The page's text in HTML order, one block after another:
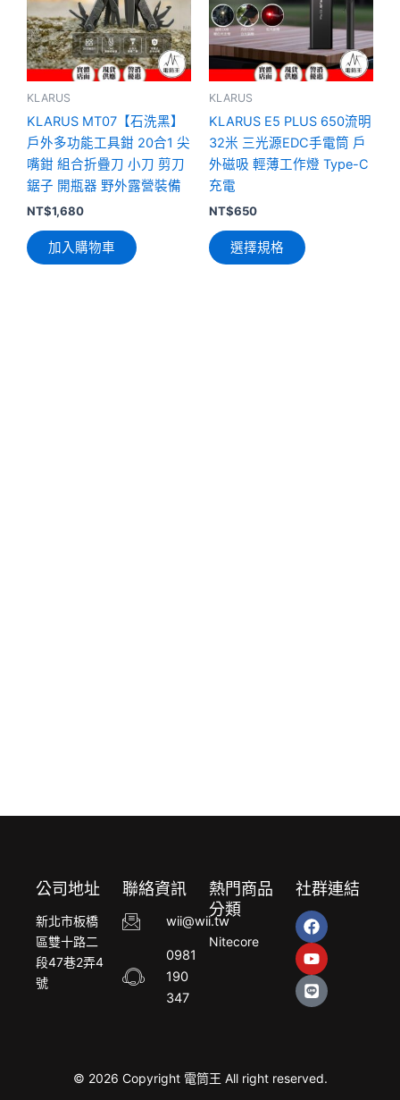
KLARUS
KLARUS MT07【石洗黑】
戶外多功能工具鉗 20合1 尖
嘴鉗 組合折疊刀 小刀 剪刀
鋸子 開瓶器 野外露營裝備
NT$1,680
加入購物車
KLARUS
KLARUS E5 PLUS 650流明
32米 三光源EDC手電筒 戶
外磁吸 輕薄工作燈 Type-C
充電
NT$650
選擇規格
多
種
款
式。
在
產
品
擇
公司地址
新北市板橋
區雙十路二
段47巷2弄4
號
聯絡資訊
wii@wii.tw
0981
190
347
熱門商品
分類
Nitecore
社群連結
F
a
c
e
b
o
o
Y
o
u
t
u
b
e
L
i
n
e
© 2026 Copyright 電筒王 All right reserved.